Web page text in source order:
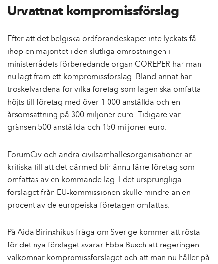
Urvattnat kompromissförslag
Efter att det belgiska ordförandeskapet inte lyckats få
ihop en majoritet i den slutliga omröstningen i
ministerrådets förberedande organ COREPER har man
nu lagt fram ett kompromissförslag. Bland annat har
tröskelvärdena för vilka företag som lagen ska omfatta
höjts till företag med över 1 000 anställda och en
årsomsättning på 300 miljoner euro. Tidigare var
gränsen 500 anställda och 150 miljoner euro.
ForumCiv och andra civilsamhällesorganisationer är
kritiska till att det därmed blir ännu färre företag som
omfattas av en kommande lag. I det ursprungliga
förslaget från EU-kommissionen skulle mindre än en
procent av de europeiska företagen omfattas.
På Aida Birinxhikus fråga om Sverige kommer att rösta
för det nya förslaget svarar Ebba Busch att regeringen
välkomnar kompromissförslaget och att man nu håller på